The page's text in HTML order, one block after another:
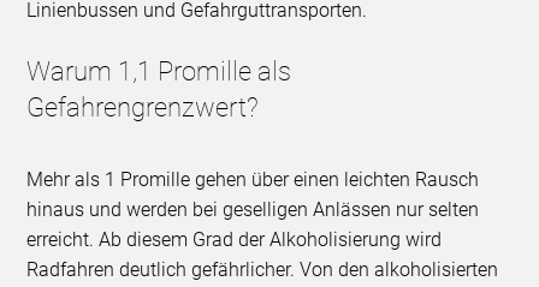
Linienbussen und Gefahrguttransporten.
Warum 1,1 Promille als
Gefahrengrenzwert?
Mehr als 1 Promille gehen über einen leichten Rausch
hinaus und werden bei geselligen Anlässen nur selten
erreicht. Ab diesem Grad der Alkoholisierung wird
Radfahren deutlich gefährlicher. Von den alkoholisierten